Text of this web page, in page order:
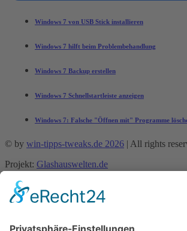
Windows 7 von USB Stick installieren
Windows 7 hilft beim Problembehandlung
Windows 7 Backup erstellen
Windows 7 Schnellstartleiste anzeigen
Windows 7: Falsche "Öffnen mit" Programme
© by win-tipps-tweaks.de 2026 | All rights
Projekt: Glashauswelten.de
Mobile Menu Toggle
Excel